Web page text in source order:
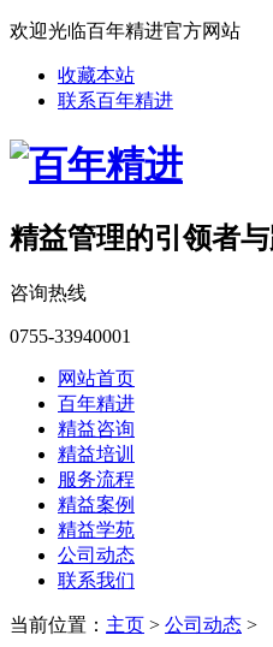
欢迎光临百年精进官方网站
收藏本站
联系百年精进
精益管理的引领者
咨询热线
0755-33940001
网站首页
百年精进
精益咨询
精益培训
服务流程
精益案例
精益学苑
公司动态
联系我们
当前位置： 主页 > 公司动态 >